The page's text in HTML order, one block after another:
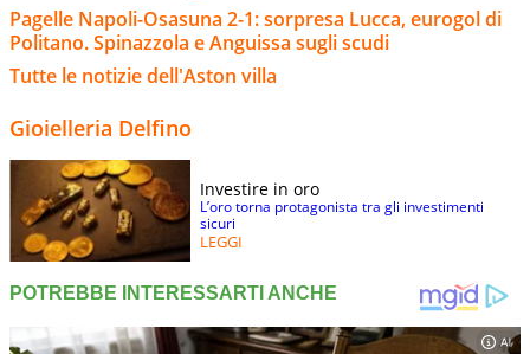
Pagelle Napoli-Osasuna 2-1: sorpresa Lucca, eurogol di
Politano. Spinazzola e Anguissa sugli scudi
Tutte le notizie dell'Aston villa
Gioielleria Delfino
Investire in oro
L’oro torna protagonista tra gli investimenti
sicuri
LEGGI